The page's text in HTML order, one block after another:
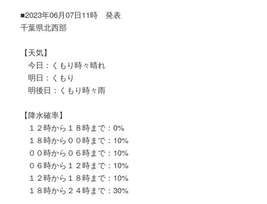
■2023年06月07日11時 発表
千葉県北西部
【天気】
今日：くもり時々晴れ
明日：くもり
明後日：くもり時々雨
【降水確率】
１２時から１８時まで：0%
１８時から００時まで：10%
００時から０６時まで：10%
０６時から１２時まで：10%
１２時から１８時まで：10%
１８時から２４時まで：30%